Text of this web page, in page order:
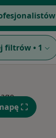
filtrów • 1